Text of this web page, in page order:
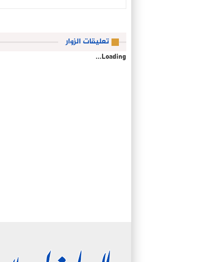
تعليقات الزوار
Loading...